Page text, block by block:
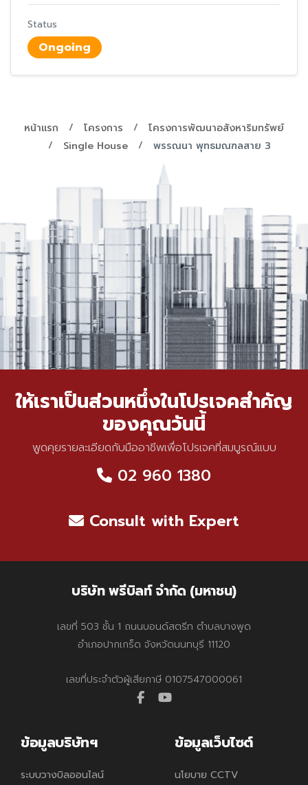
Status
Ongoing
หน้าแรก โครงการ
โครงการพัฒนาอสังหาริมทรัพย์
Single House
พรรณนา พุทธมณฑลสาย 3
ให้เราเป็นส่วนหนึ่งในโปรเจคสำคัญ
ของคุณวันนี้
พูดคุยรายละเอียดกับมืออาชีพเพื่อโปรเจคที่สมบูรณ์แบบ
02 960 1380
Consult with Expert
บริษัท พรีบิลท์ จำกัด (มหาชน)
เลขที่ 503 ชั้น 1 ถนนบอนด์สตรีท ตำบลบางพูด
อำเภอปากเกร็ด จังหวัดนนทบุรี 11120
เลขที่ประจำตัวผู้เสียภาษี 0107547000061
facebookyoutube
ข้อมูลบริษัทฯ
ระบบวางบิลออนไลน์
ข้อมูลเว็บไซต์
นโยบาย CCTV